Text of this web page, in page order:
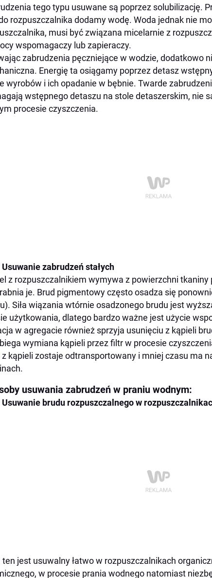
tego typu usuwane są poprzez solubilizację.
rozpuszczalnika dodamy wodę. Woda jednak nie
musi być związana micelarnie z
wspomagaczy lub zapieraczy.
zabrudzenia pęczniejące w wodzie, dodatkowo
Energię ta osiągamy poprzez detasz
wyrobów i ich opadanie w bębnie. Twarde
wstępnego detaszu na stole detaszerskim, nie
procesie czyszczenia.
Usuwanie zabrudzeń stałych
z rozpuszczalnikiem wymywa z powierzchni
je. Brud pigmentowy często osadza się
Siła wiązania wtórnie osadzonego brudu jest
użytkowania, dlatego bardzo ważne jest użycie
w agregacie również sprzyja usunięciu z kąpieli
wymiana kąpieli przez filtr w procesie
z kąpieli zostaje odtransportowany i mniej czasu ma
usuwania zabrudzeń w praniu wodnym:
Usuwanie brudu rozpuszczalnego w
ten jest usuwalny łatwo w rozpuszczalnikach
w procesie prania wodnego natomiast